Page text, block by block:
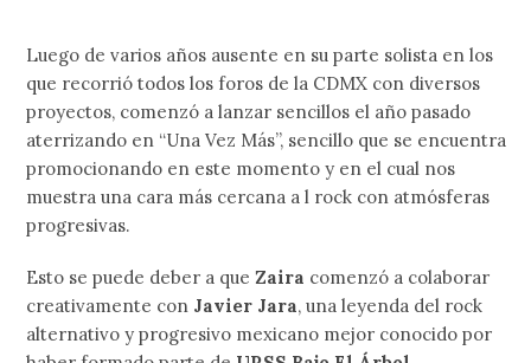
Luego de varios años ausente en su parte solista en los
que recorrió todos los foros de la CDMX con diversos
proyectos, comenzó a lanzar sencillos el año pasado
aterrizando en “Una Vez Más”, sencillo que se encuentra
promocionando en este momento y en el cual nos
muestra una cara más cercana a l rock con atmósferas
progresivas.
Esto se puede deber a que Zaira comenzó a colaborar
creativamente con Javier Jara, una leyenda del rock
alternativo y progresivo mexicano mejor conocido por